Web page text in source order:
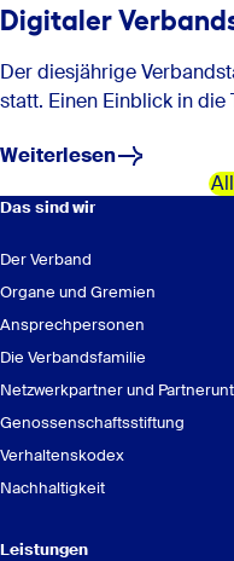
Digitaler
Der diesjährige
statt. Einen Einblick in die
Weiterlesen
Das sind wir
Der Verband
Organe und Gremien
Ansprechpersonen
Die Verbandsfamilie
Netzwerkpartner und
Genossenschaftsstiftung
Verhaltenskodex
Nachhaltigkeit
Leistungen